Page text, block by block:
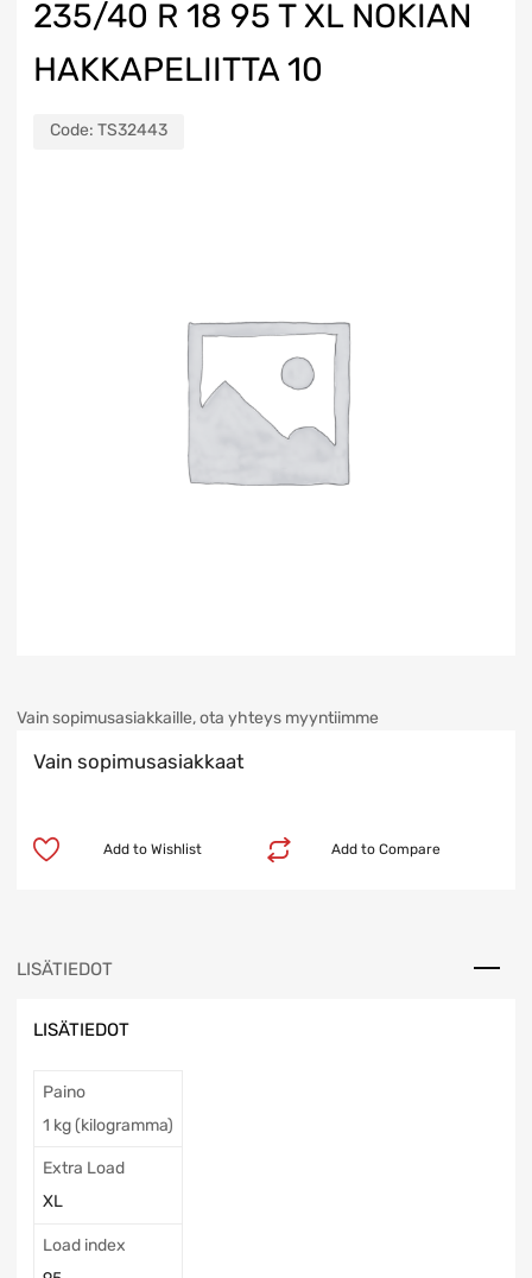
235/40 R 18 95 T XL NOKIAN
HAKKAPELIITTA 10
Code: TS32443
Vain sopimusasiakkaille, ota yhteys myyntiimme
Vain sopimusasiakkaat
Add to Compare
Add to Wishlist
LISÄTIEDOT
LISÄTIEDOT
Paino
1 kg (kilogramma)
Extra Load
XL
Load index